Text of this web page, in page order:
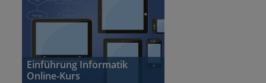
Einführung Informatik
Online-Kurs